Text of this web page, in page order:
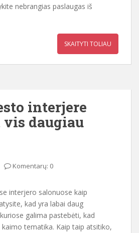
nebrangias paslaugas iš
SKAITYTI TOLIAU
interjere
daugiau
Komentarų: 0
interjero salonuose kaip
kad yra labai daug
galima pastebėti, kad
tematika. Kaip taip atsitiko,